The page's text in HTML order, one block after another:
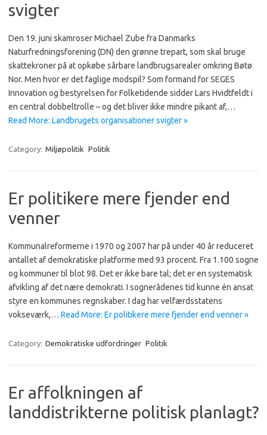
svigter
Den 19. juni skamroser Michael Zube fra Danmarks
Naturfredningsforening (DN) den grønne trepart, som skal bruge
skattekroner på at opkøbe sårbare landbrugsarealer omkring Bøtø
Nor. Men hvor er det faglige modspil? Som formand for SEGES
Innovation og bestyrelsen for Folketidende sidder Lars Hvidtfeldt i
en central dobbeltrolle – og det bliver ikke mindre pikant af,…
Read More: Landbrugets organisationer svigter »
Category: Miljøpolitik Politik
Er politikere mere fjender end
venner
Kommunalreformerne i 1970 og 2007 har på under 40 år reduceret
antallet af demokratiske platforme med 93 procent. Fra 1.100 sogne
og kommuner til blot 98. Det er ikke bare tal; det er en systematisk
afvikling af det nære demokrati. I sognerådenes tid kunne én ansat
styre en kommunes regnskaber. I dag har velfærdsstatens
vokseværk,… Read More: Er politikere mere fjender end venner »
Category: Demokratiske udfordringer Politik
Er affolkningen af
landdistrikterne politisk planlagt?